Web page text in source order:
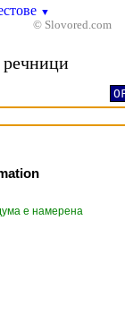
▼
© Slovored.com
речници
е намерена